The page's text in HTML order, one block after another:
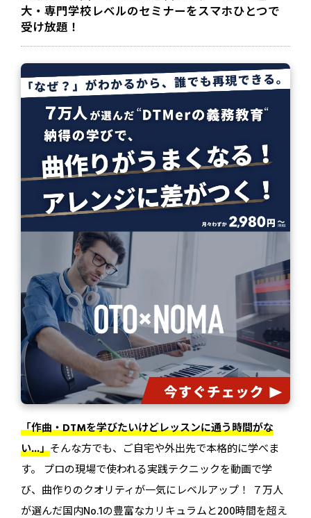
大・専門学校レベルのセミナーをスマホひとつで
受け放題！
「作曲・DTMを学びたいけどレッスンに通う時間がな
い...」そんな方でも、ご自宅や外出先で本格的に学べま
す。 プロの現場で使われる実践テクニックを動画で学
び、曲作りのクオリティが一気にレベルアップ！ ７万人
が選んだ国内No.1の豊富なカリキュラムと200時間を超え